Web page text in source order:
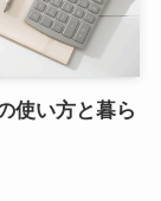
使い方と暮ら